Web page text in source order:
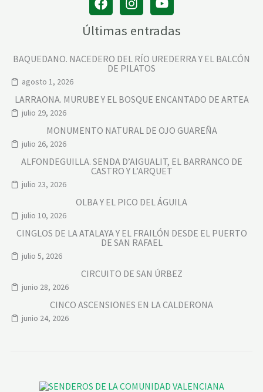
Últimas entradas
BAQUEDANO. NACEDERO DEL RÍO UREDERRA Y EL BALCÓN
DE PILATOS
agosto 1, 2026
LARRAONA. MURUBE Y EL BOSQUE ENCANTADO DE ARTEA
julio 29, 2026
MONUMENTO NATURAL DE OJO GUAREÑA
julio 26, 2026
ALFONDEGUILLA. SENDA D’AIGUALIT, EL BARRANCO DE
CASTRO Y L’ARQUET
julio 23, 2026
OLBA Y EL PICO DEL ÁGUILA
julio 10, 2026
CINGLOS DE LA ATALAYA Y EL FRAILÓN DESDE EL PUERTO
DE SAN RAFAEL
julio 5, 2026
CIRCUITO DE SAN ÚRBEZ
junio 28, 2026
CINCO ASCENSIONES EN LA CALDERONA
junio 24, 2026